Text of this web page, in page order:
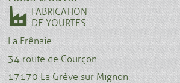
FABRICATION
DE YOURTES
La Frênaie
34 route de Courçon
17170 La Grève sur Mignon